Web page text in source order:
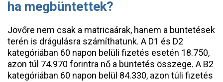
ha megbüntettek?
Jövőre nem csak a matricaárak, hanem a büntetések
terén is drágulásra számíthatunk. A D1 és D2
kategóriában 60 napon belüli fizetés esetén 18.750,
azon túl 74.970 forintra nő a büntetés összege. A B2
kategóriában 60 napon belül 84.330, azon túli fizetés